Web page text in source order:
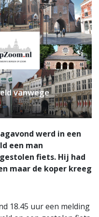
vanwege
werd in een
een man
fiets. Hij had
maar de koper kreeg
18.45 uur een melding